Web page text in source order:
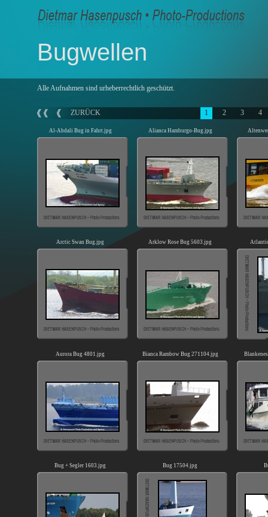
Bugwellen
Alle Aufnahmen sind urheberrechtlich geschützt.
ZURÜCK 1 2 3 4
Al-Abdali Bug in Fahrt.jpg Alianca Hamburgo-Bug.jpg
Arctic Swan Bug.jpg Arklow Rose Bug 5603.jpg
Aurora Bug 4801.jpg Bianca Rambow Bug 271104.jpg
Bug + Segler 1603.jpg Bug 17504.jpg